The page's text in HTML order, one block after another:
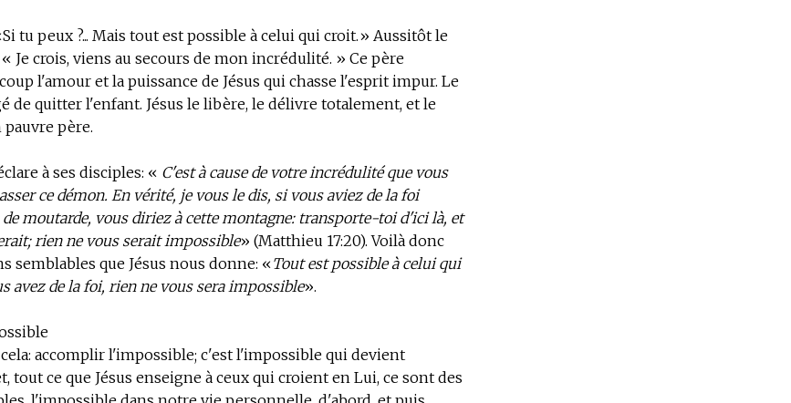
tu peux ?... Mais tout est possible à celui qui croit.» Aussitôt le
Je crois, viens au secours de mon incrédulité. » Ce père
l'amour et la puissance de Jésus qui chasse l'esprit impur. Le
de quitter l'enfant. Jésus le libère, le délivre totalement, et le
père.
à ses disciples: « C'est à cause de votre incrédulité que vous
ce démon. En vérité, je vous le dis, si vous aviez de la foi
moutarde, vous diriez à cette montagne: transporte-toi d'ici là, et
rien ne vous serait impossible» (Matthieu 17:20). Voilà donc
semblables que Jésus nous donne: «Tout est possible à celui qui
avez de la foi, rien ne vous sera impossible».
accomplir l'impossible; c'est l'impossible qui devient
tout ce que Jésus enseigne à ceux qui croient en Lui, ce sont des